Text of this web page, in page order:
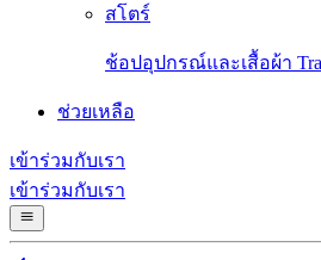
สโตร์
ช้อปอุปกรณ์และเสื้อผ้า
ช่วยเหลือ
เข้าร่วมกับเรา
เข้าร่วมกับเรา